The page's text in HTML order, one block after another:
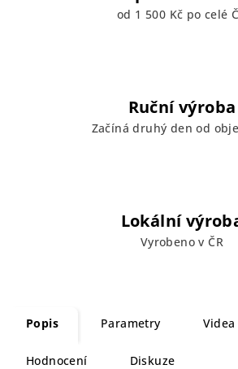
od 1 500 Kč po celé
Ruční výroba
Začíná druhý den od
Lokální
Vyrobeno v ČR
Popis Parametry Videa
Hodnocení Diskuze